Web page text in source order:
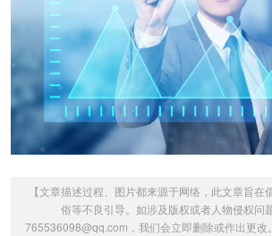
【文章描述过程、图片都来源于网络，此文章旨在
俗等不良引导。如涉及版权或者人物侵权问
765536098@qq.com，我们会立即删除或作出更改